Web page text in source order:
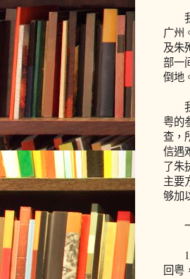
我
广州
及朱
部一
倒地
我
粤的
查，
信遇
了朱
主要
够加
一
回粤